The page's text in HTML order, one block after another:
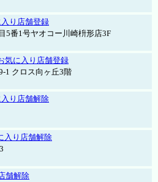
り店舗登録
5番1号ヤオコー川崎枡形店3F
気に入り店舗登録
1 クロス向ヶ丘3階
り店舗解除
入り店舗解除
舗解除